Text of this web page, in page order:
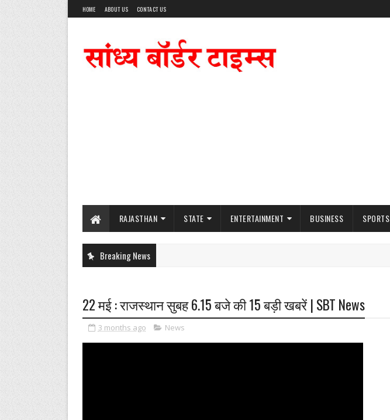
HOME ABOUT US CONTACT US
RAJASTHAN STATE ENTERTAINMENT BUSINESS SPORTS
Breaking News
22 मई : राजस्थान सुबह 6.15 बजे की 15 बड़ी खबरें | SBT News
3 months ago News